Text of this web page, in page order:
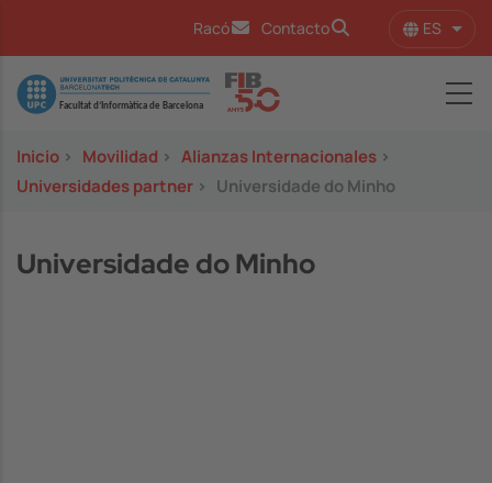
Racó Contacto ES
Image
Inicio > Movilidad > Alianzas Internacionales >
Universidades partner > Universidade do Minho
Universidade do Minho